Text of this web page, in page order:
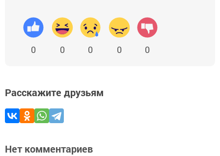
0 0 0 0 0
Расскажите друзьям
Нет комментариев